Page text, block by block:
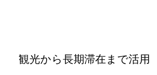
観光から長期滞在まで活用